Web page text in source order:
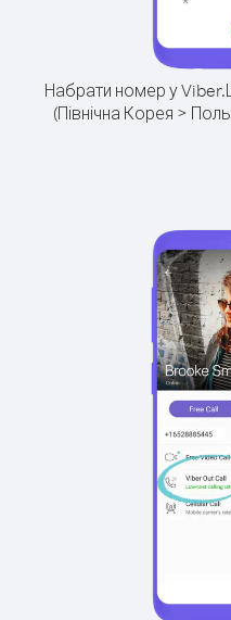
Набрати номер у Viber.
(Північна Корея >